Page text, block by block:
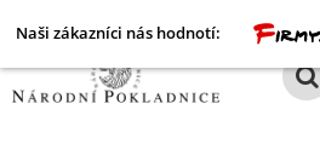
Naši zákazníci nás hodnotí: